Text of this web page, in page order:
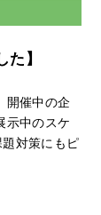
】
開催中の企
示中のスケ
対策にもピ